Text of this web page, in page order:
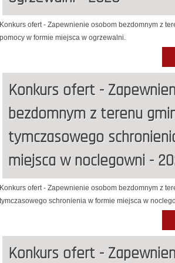
Konkurs ofert - Zapewnienie osobom bezdomnym z
pomocy w formie miejsca w ogrzewalni.
Konkurs ofert -
bezdomnym z terenu
tymczasowego
miejsca w noclegowni -
Konkurs ofert - Zapewnienie osobom bezdomnym z
tymczasowego schronienia w formie miejsca w
Konkurs ofert -